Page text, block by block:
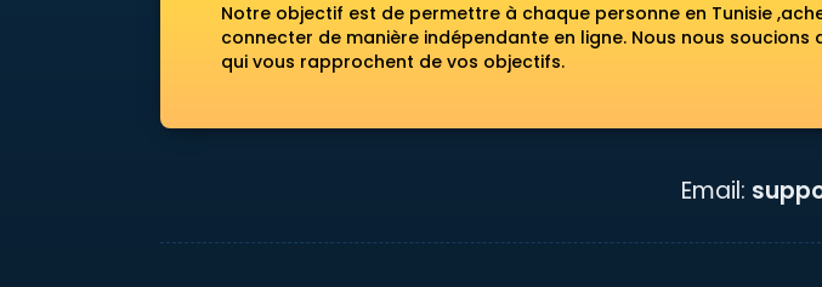
Notre objectif est de permettre à chaque personne en Tunisie
connecter de manière indépendante en ligne. Nous nous
qui vous rapprochent de vos objectifs.
Email: